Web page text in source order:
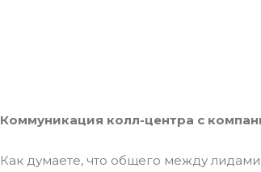
Коммуникация колл-центра с
Как думаете, что общего между